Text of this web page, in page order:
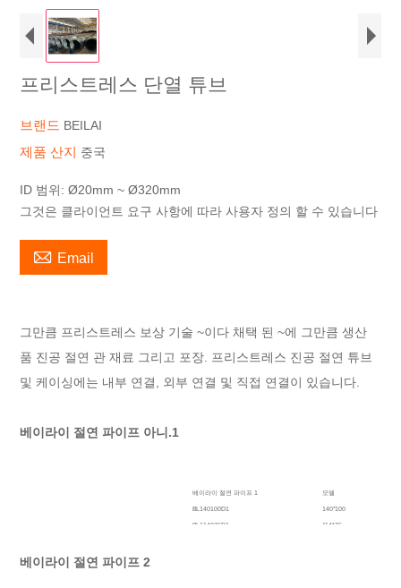
프리스트레스 단열 튜브
브랜드 BEILAI
제품 산지 중국
ID 범위: Ø20mm ~ Ø320mm
그것은 클라이언트 요구 사항에 따라 사용자 정의 할 수 있습니다
 Email
그만큼 프리스트레스 보상 기술 ~이다 채택 된 ~에 그만큼 생산
품 진공 절연 관 재료 그리고 포장. 프리스트레스 진공 절연 튜브
및 케이싱에는 내부 연결, 외부 연결 및 직접 연결이 있습니다.
베이라이 절연 파이프 아니.1
베이라이 절연 파이프 1 모델
BL140100D1 140*100
BL114076D1 114*76
베이라이 절연 파이프 2